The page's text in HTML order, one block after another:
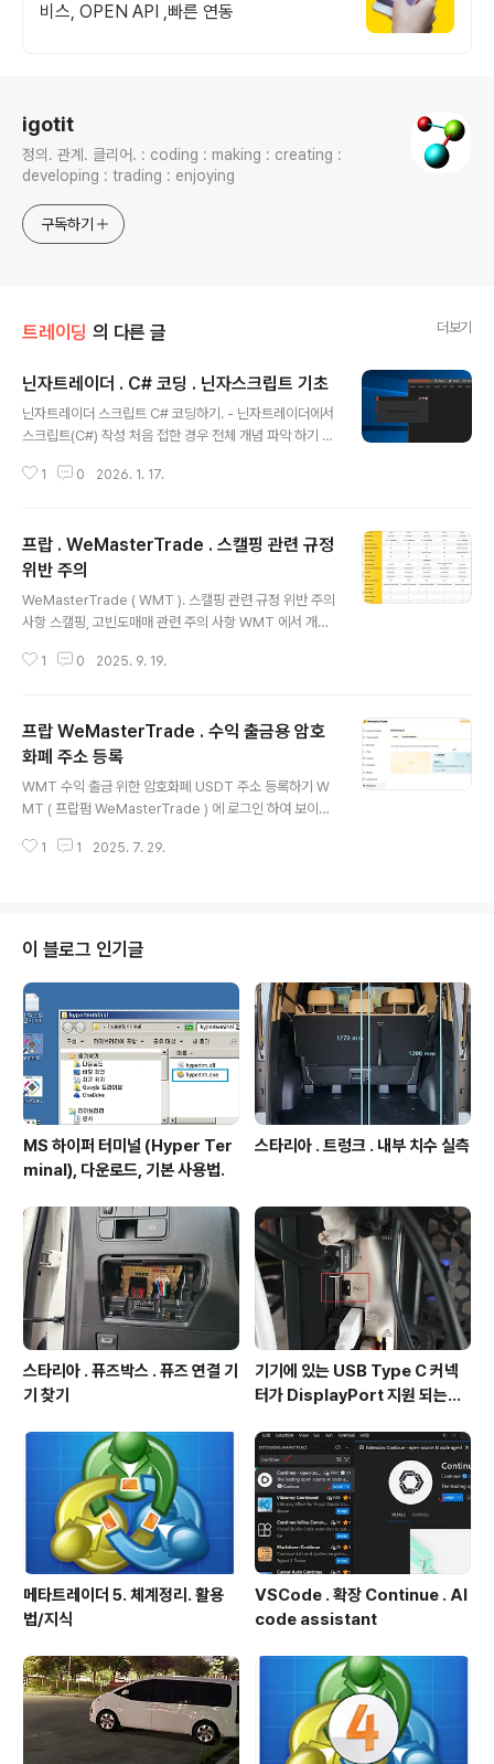
비스, OPEN API ,빠른 연동
igotit
정의. 관계. 클리어. : coding : making : creating :
developing : trading : enjoying
구독하기
트레이딩 의 다른 글 더보기
닌자트레이더 . C# 코딩 . 닌자스크립트 기초
닌자트레이더 스크립트 C# 코딩하기. - 닌자트레이더에서
스크립트(C#) 작성 처음 접한 경우 전체 개념 파악 하기 좋
전체적인 활용법 쉽게 파악 가능하게 정리. 사전준비 - 닌
이더 개요 . 특징 - 선물(Futures) 중심의 전문 트레이딩
플랫폼.- 닌자 트레이더 는 프로그램 설치만으로 매매 가능
한 구조 아니며 외부 선물브로커,데이터공급자 별도 연결
해줘야 하고igotit.tistory.com 스크립트 편집기 닌자트
레이더 실행하여, control center 메뉴 : New -> N..
1 0 2026. 1. 17.
프랍 . WeMasterTrade . 스캘핑 관련 규정
위반 주의
WeMasterTrade ( WMT ). 스캘핑 관련 규정 위반 주의
사항 스캘핑, 고빈도매매 관련 주의 사항 WMT 에서 개설
cy Trading ) 가능하다고 공개적으로 홍보하고 있지만 실
보유시간 2분 이내 의 것이 전체 거래의 25% 미만이어야
한다며 출금 거부한다. 추가 매매 진행하여 이 조건을 만족
한 경우 출금 신청 하라고 한다. WMT 의 인스턴트 계좌에
서 HFT, Scalping 가능하다고 되어있음. WMT 의 스캘
핑 규정 위반으로 출금 거부 메일 내용. Our recent revi
ew has ..
1 0 2025. 9. 19.
프랍 WeMasterTrade . 수익 출금용 암호
화폐 주소 등록
WMT 수익 출금 위한 암호화폐 USDT 주소 등록하기 W
MT ( 프랍펌 WeMasterTrade ) 에 로그인 하여 보이는
클릭하면 출금 수단 추가할 수 있다. 위 화면에서 Add 클
송금받을 주소는 바이비트 거래소 것으로 해뒀다. (아이디
top.trader.coder) 위 화면에서 Add 클릭하면 아래 화
면 처럼 출금 수단에 등록된다. 출금 신청 시 위와 같이 미
리 등록된 출금 수단 선택하면 됨. 연관 프랍펌 WM..
1 1 2025. 7. 29.
이 블로그 인기글
MS 하이퍼 터미널 (Hyper Ter
minal), 다운로드, 기본 사용법.
스타리아 . 트렁크 . 내부 치수 실측
스타리아 . 퓨즈박스 . 퓨즈 연결 기
기 찾기
기기에 있는 USB Type C 커넥
터가 DisplayPort 지원 되는지
메타트레이더 5. 체계정리. 활용
법/지식
VSCode . 확장 Continue . AI
code assistant